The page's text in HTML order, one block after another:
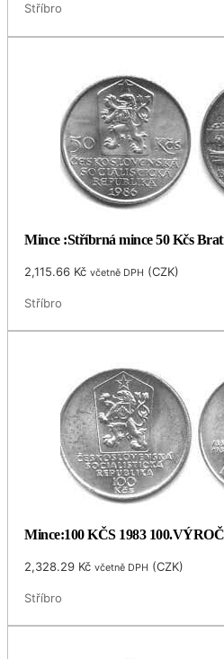
Stříbro
Mince :Stříbrná mince 50 Kčs
2,115.66 Kč včetně DPH (CZK)
Stříbro
Mince:100 KČS 1983
2,328.29 Kč včetně DPH (CZK)
Stříbro